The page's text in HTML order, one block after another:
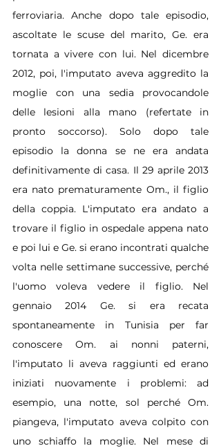
ferroviaria. Anche dopo tale episodio,
ascoltate le scuse del marito, Ge. era
tornata a vivere con lui. Nel dicembre
2012, poi, l'imputato aveva aggredito la
moglie con una sedia provocandole
delle lesioni alla mano (refertate in
pronto soccorso). Solo dopo tale
episodio la donna se ne era andata
definitivamente di casa. Il 29 aprile 2013
era nato prematuramente Om., il figlio
della coppia. L'imputato era andato a
trovare il figlio in ospedale appena nato
e poi lui e Ge. si erano incontrati qualche
volta nelle settimane successive, perché
l'uomo voleva vedere il figlio. Nel
gennaio 2014 Ge. si era recata
spontaneamente in Tunisia per far
conoscere Om. ai nonni paterni,
l'imputato li aveva raggiunti ed erano
iniziati nuovamente i problemi: ad
esempio, una notte, sol perché Om.
piangeva, l'imputato aveva colpito con
uno schiaffo la moglie. Nel mese di